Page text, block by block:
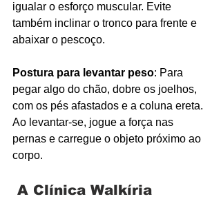
igualar o esforço muscular. Evite
também inclinar o tronco para frente e
abaixar o pescoço.
Postura para levantar peso: Para
pegar algo do chão, dobre os joelhos,
com os pés afastados e a coluna ereta.
Ao levantar-se, jogue a força nas
pernas e carregue o objeto próximo ao
corpo.
A Clínica Walkíria